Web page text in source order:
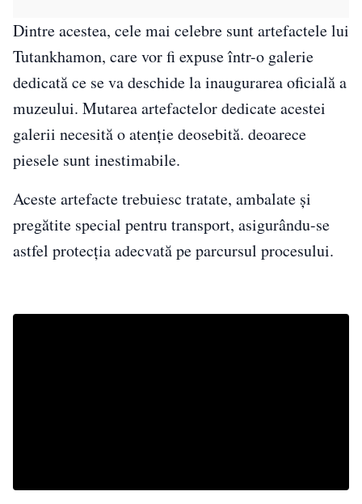
Dintre acestea, cele mai celebre sunt artefactele lui
Tutankhamon, care vor fi expuse într-o galerie
dedicată ce se va deschide la inaugurarea oficială a
muzeului. Mutarea artefactelor dedicate acestei
galerii necesită o atenție deosebită. deoarece
piesele sunt inestimabile.
Aceste artefacte trebuiesc tratate, ambalate și
pregătite special pentru transport, asigurându-se
astfel protecția adecvată pe parcursul procesului.